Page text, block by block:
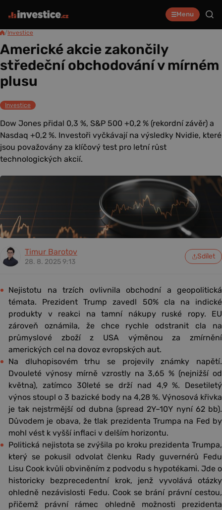
Menu
/Investice
Americké akcie zakončily
středeční obchodování v mírném
plusu
Investice
Dow Jones přidal 0,3 %, S&P 500 +0,2 % (rekordní závěr) a
Nasdaq +0,2 %. Investoři vyčkávají na výsledky Nvidie, které
jsou považovány za klíčový test pro letní růst
technologických akcií.
Timur Barotov
28. 8. 2025 9:13
Sdílet
Nejistotu na trzích ovlivnila obchodní a geopolitická
témata. Prezident Trump zavedl 50% cla na indické
produkty v reakci na tamní nákupy ruské ropy. EU
zároveň oznámila, že chce rychle odstranit cla na
průmyslové zboží z USA výměnou za zmírnění
amerických cel na dovoz evropských aut.
Na dluhopisovém trhu se projevily známky napětí.
Dvouleté výnosy mírně vzrostly na 3,65 % (nejnižší od
května), zatímco 30leté se drží nad 4,9 %. Desetiletý
výnos stoupl o 3 bazické body na 4,28 %. Výnosová křivka
je tak nejstrmější od dubna (spread 2Y–10Y nyní 62 bb).
Důvodem je obava, že tlak prezidenta Trumpa na Fed by
mohl vést k vyšší inflaci v delším horizontu.
Politická nejistota se zvýšila po kroku prezidenta Trumpa,
který se pokusil odvolat členku Rady guvernérů Fedu
Lisu Cook kvůli obviněním z podvodu s hypotékami. Jde o
historicky bezprecedentní krok, jenž vyvolává otázky
ohledně nezávislosti Fedu. Cook se brání právní cestou,
přičemž právní rámec ohledně možnosti prezidenta